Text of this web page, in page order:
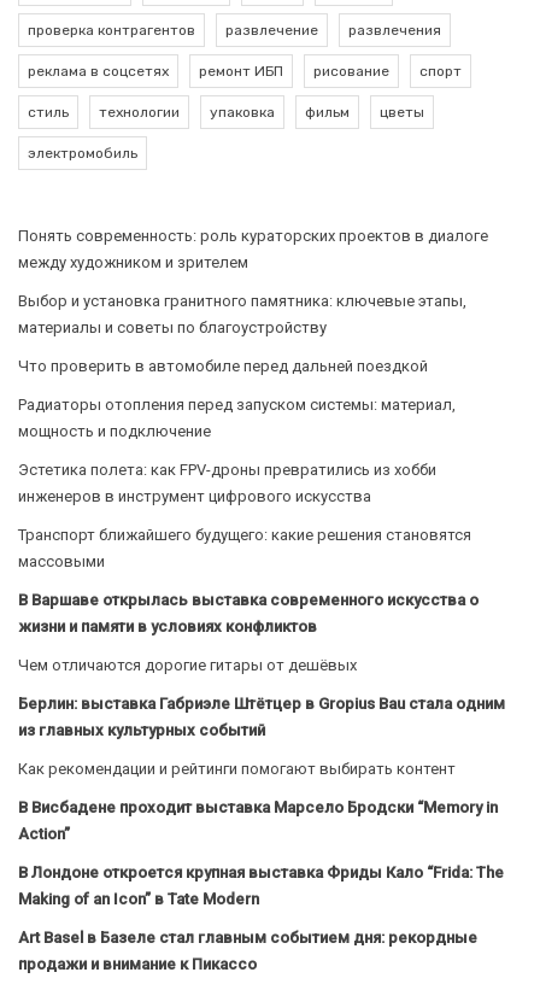
проверка контрагентов развлечение развлечения
реклама в соцсетях ремонт ИБП рисование спорт
стиль технологии упаковка фильм цветы
электромобиль
Понять современность: роль кураторских проектов в диалоге
между художником и зрителем
Выбор и установка гранитного памятника: ключевые этапы,
материалы и советы по благоустройству
Что проверить в автомобиле перед дальней поездкой
Радиаторы отопления перед запуском системы: материал,
мощность и подключение
Эстетика полета: как FPV-дроны превратились из хобби
инженеров в инструмент цифрового искусства
Транспорт ближайшего будущего: какие решения становятся
массовыми
В Варшаве открылась выставка современного искусства о
жизни и памяти в условиях конфликтов
Чем отличаются дорогие гитары от дешёвых
Берлин: выставка Габриэле Штётцер в Gropius Bau стала одним
из главных культурных событий
Как рекомендации и рейтинги помогают выбирать контент
В Висбадене проходит выставка Марсело Бродски “Memory in
Action”
В Лондоне откроется крупная выставка Фриды Кало “Frida: The
Making of an Icon” в Tate Modern
Art Basel в Базеле стал главным событием дня: рекордные
продажи и внимание к Пикассо